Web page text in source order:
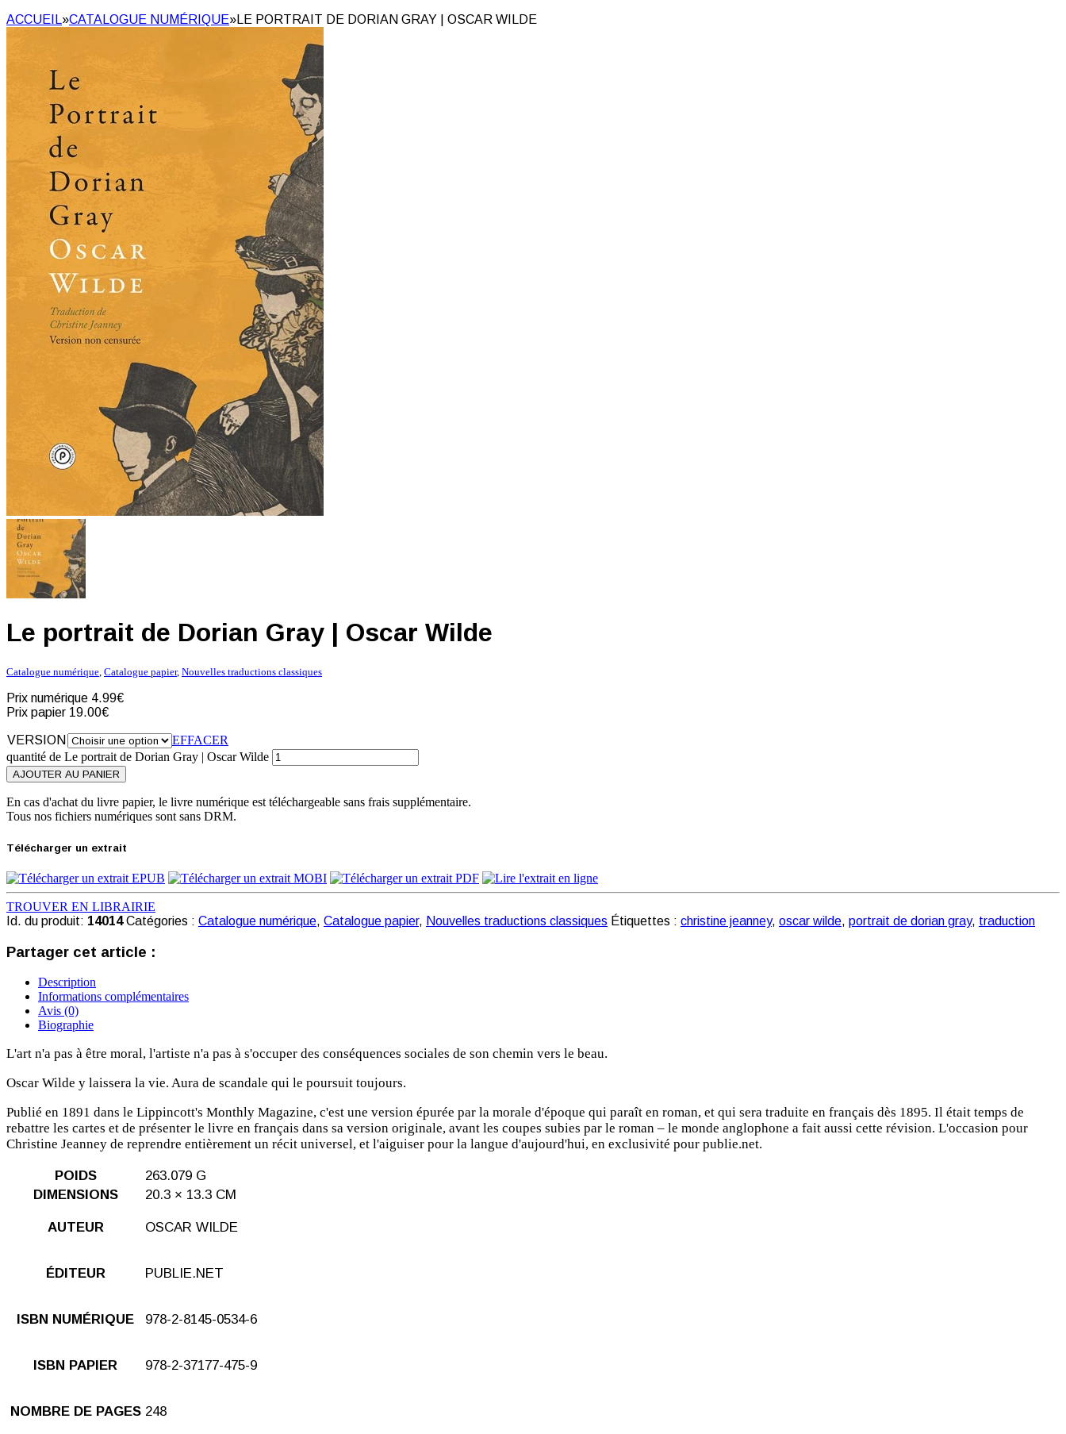
ACCUEIL»CATALOGUE NUMÉRIQUE» LE PORTRAIT DE DORIAN GRAY | OSCAR WILDE
Le portrait de Dorian Gray | Oscar Wilde
Catalogue numérique, Catalogue papier, Nouvelles traductions classiques
Prix numérique 4.99€
Prix papier 19.00€
VERSION
EFFACER
quantité de Le portrait de Dorian Gray | Oscar Wilde
AJOUTER AU PANIER
En cas d'achat du livre papier, le livre numérique est téléchargeable sans frais supplémentaire.
Tous nos fichiers numériques sont sans DRM.
Télécharger un extrait
TROUVER EN LIBRAIRIE
Id. du produit: 14014 Catégories : Catalogue numérique, Catalogue papier, Nouvelles traductions classiques Étiquettes : christine jeanney, oscar wilde, portrait de dorian gray, traduction
Partager cet article :
Description
Informations complémentaires
Avis (0)
Biographie
L'art n'a pas à être moral, l'artiste n'a pas à s'occuper des conséquences sociales de son chemin vers le beau.
Oscar Wilde y laissera la vie. Aura de scandale qui le poursuit toujours.
Publié en 1891 dans le Lippincott's Monthly Magazine, c'est une version épurée par la morale d'époque qui paraît en roman, et qui sera traduite en français dès 1895. Il était temps de
rebattre les cartes et de présenter le livre en français dans sa version originale, avant les coupes subies par le roman – le monde anglophone a fait aussi cette révision. L'occasion pour
Christine Jeanney de reprendre entièrement un récit universel, et l'aiguiser pour la langue d'aujourd'hui, en exclusivité pour publie.net.
POIDS
263.079 G
DIMENSIONS
20.3 × 13.3 CM
AUTEUR OSCAR WILDE
ÉDITEUR PUBLIE.NET
ISBN NUMÉRIQUE 978-2-8145-0534-6
ISBN PAPIER 978-2-37177-475-9
NOMBRE DE PAGES 248